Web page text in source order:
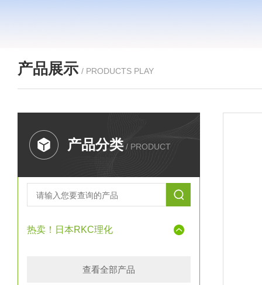
产品展示 / PRODUCTS PLAY
产品分类 / PRODUCT
热卖！日本RKC理化
查看全部产品